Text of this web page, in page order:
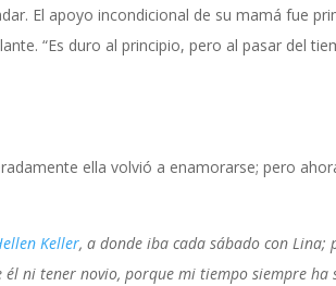
El apoyo incondicional de su mamá fue
“Es duro al principio, pero al pasar del
ella volvió a enamorarse; pero
Keller, a donde iba cada sábado con Lina;
él ni tener novio, porque mi tiempo siempre